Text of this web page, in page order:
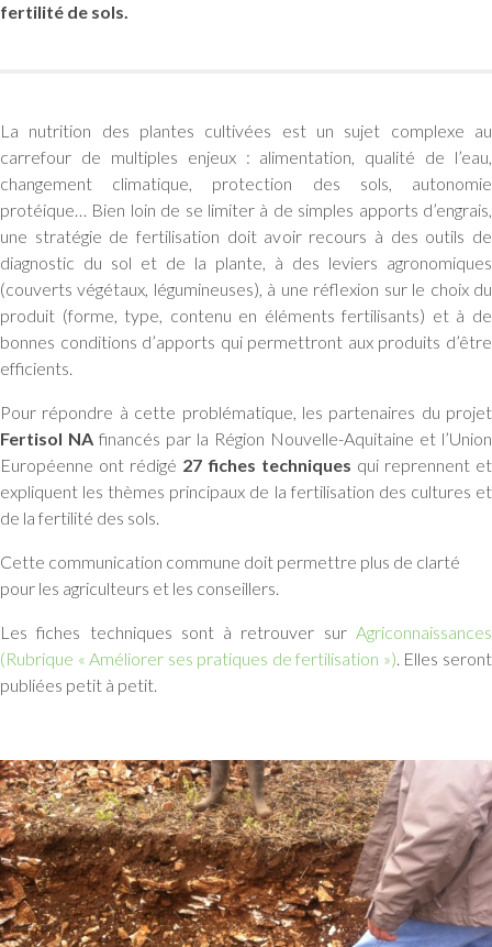
fertilité de sols.
La nutrition des plantes cultivées est un sujet complexe au
carrefour de multiples enjeux : alimentation, qualité de l’eau,
changement climatique, protection des sols, autonomie
protéique… Bien loin de se limiter à de simples apports d’engrais,
une stratégie de fertilisation doit avoir recours à des outils de
diagnostic du sol et de la plante, à des leviers agronomiques
(couverts végétaux, légumineuses), à une réflexion sur le choix du
produit (forme, type, contenu en éléments fertilisants) et à de
bonnes conditions d’apports qui permettront aux produits d’être
efficients.
Pour répondre à cette problématique, les partenaires du projet
Fertisol NA financés par la Région Nouvelle-Aquitaine et l’Union
Européenne ont rédigé 27 fiches techniques qui reprennent et
expliquent les thèmes principaux de la fertilisation des cultures et
de la fertilité des sols.
Cette communication commune doit permettre plus de clarté
pour les agriculteurs et les conseillers.
Les fiches techniques sont à retrouver sur Agriconnaissances
(Rubrique « Améliorer ses pratiques de fertilisation »). Elles seront
publiées petit à petit.